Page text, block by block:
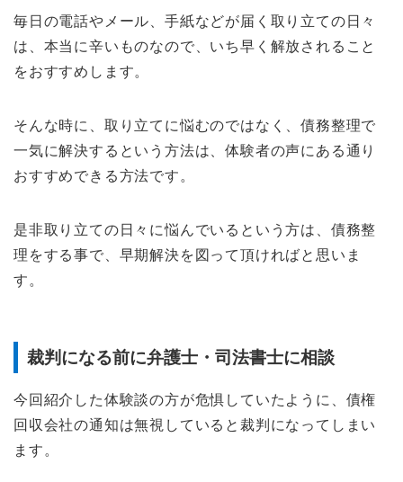
毎日の電話やメール、手紙などが届く取り立ての日々
は、本当に辛いものなので、いち早く解放されること
をおすすめします。
そんな時に、取り立てに悩むのではなく、債務整理で
一気に解決するという方法は、体験者の声にある通り
おすすめできる方法です。
是非取り立ての日々に悩んでいるという方は、債務整
理をする事で、早期解決を図って頂ければと思いま
す。
裁判になる前に弁護士・司法書士に相談
今回紹介した体験談の方が危惧していたように、債権
回収会社の通知は無視していると裁判になってしまい
ます。